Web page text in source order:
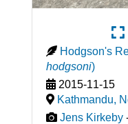
Hodgson's
hodgsoni)
2015-11-15
Kathmandu,
Jens Kirkeby